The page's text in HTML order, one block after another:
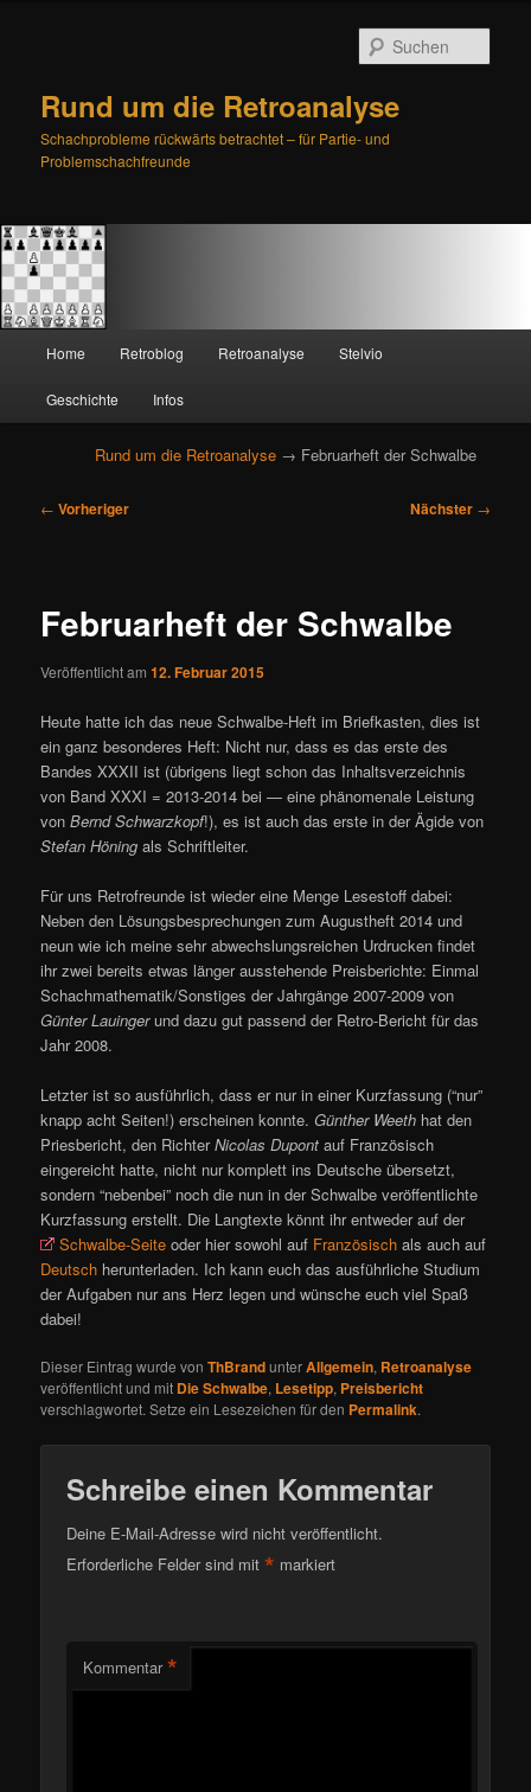
Rund um die Retroanalyse
Schachprobleme rückwärts betrachtet – für Partie- und
Problemschachfreunde
Zum
primären
Inhalt
springen
Zum
sekundären
Inhalt
springen
Home Retroblog Retroanalyse Stelvio
Geschichte Infos
Rund um die Retroanalyse → Februarheft der Schwalbe
B
a
s
a
v
i
g
a
t
o
n
← Vorheriger Nächster →
Februarheft der Schwalbe
Veröffentlicht am12. Februar 2015
Heute hatte ich das neue Schwalbe-Heft im Briefkasten, dies ist
ein ganz besonderes Heft: Nicht nur, dass es das erste des
Bandes XXXII ist (übrigens liegt schon das Inhaltsverzeichnis
von Band XXXI = 2013-2014 bei — eine phänomenale Leistung
vonBernd Schwarzkopf!), es ist auch das erste in der Ägide von
Stefan Höning als Schriftleiter.
Für uns Retrofreunde ist wieder eine Menge Lesestoff dabei:
Neben den Lösungsbesprechungen zum Augustheft 2014 und
neun wie ich meine sehr abwechslungsreichen Urdrucken findet
ihr zwei bereits etwas länger ausstehende Preisberichte: Einmal
Schachmathematik/Sonstiges der Jahrgänge 2007-2009 von
Günter Lauingerund dazu gut passend der Retro-Bericht für das
Jahr 2008.
Letzter ist so ausführlich, dass er nur in einer Kurzfassung (“nur”
knapp acht Seiten!) erscheinen konnte.Günther Weeth hat den
Priesbericht, den RichterNicolas Dupont auf Französisch
eingereicht hatte, nicht nur komplett ins Deutsche übersetzt,
sondern “nebenbei” noch die nun in der Schwalbe veröffentlichte
Kurzfassung erstellt. Die Langtexte könnt ihr entweder auf der
Schwalbe-Seite oder hier sowohl auf Französisch als auch auf
Deutsch herunterladen. Ich kann euch das ausführliche Studium
der Aufgaben nur ans Herz legen und wünsche euch viel Spaß
dabei!
Dieser Eintrag wurde vonThBrandunterAllgemein, Retroanalyse
veröffentlicht und mit Die Schwalbe, Lesetipp, Preisbericht
verschlagwortet. Setze ein Lesezeichen für den Permalink.
Schreibe einen Kommentar
Deine E-Mail-Adresse wird nicht veröffentlicht.
Erforderliche Felder sind mit* markiert
Kommentar *